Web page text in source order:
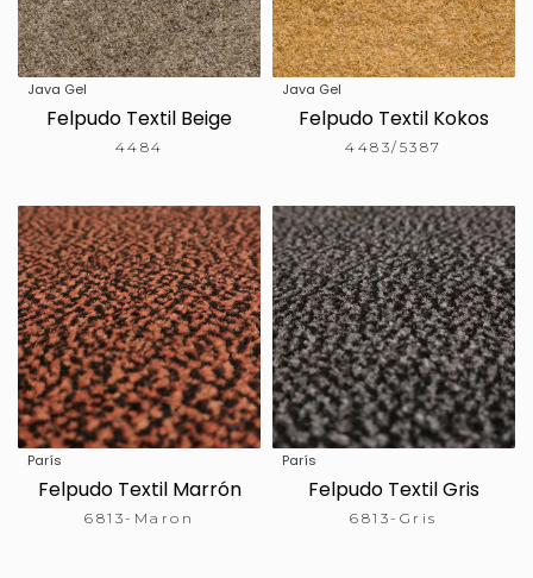
Java Gel
Felpudo Textil Beige
4484
Java Gel
Felpudo Textil Kokos
4483/5387
París
Felpudo Textil Marrón
6813-Maron
París
Felpudo Textil Gris
6813-Gris